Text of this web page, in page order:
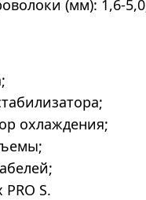
(мм): 1,6-
охлаждения;
S.